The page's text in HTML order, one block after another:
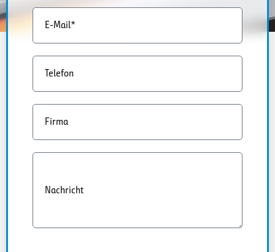
E-Mail*
Telefon
Firma
Nachricht